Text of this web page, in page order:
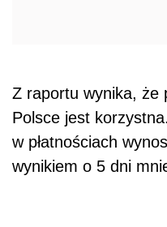
Z raportu wynika, że
Polsce jest
w płatnościach
wynikiem o 5 dni